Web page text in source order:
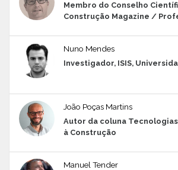
Membro do Conselho
Construção Magazine /
Nuno Mendes
Investigador, ISIS,
João Poças Martins
Autor da coluna
à Construção
Manuel Tender